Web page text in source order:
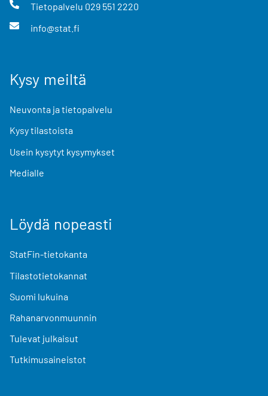
Tietopalvelu 029 551 2220
info@stat.fi
Kysy meiltä
Neuvonta ja tietopalvelu
Kysy tilastoista
Usein kysytyt kysymykset
Medialle
Löydä nopeasti
StatFin-tietokanta
Tilastotietokannat
Suomi lukuina
Rahanarvonmuunnin
Tulevat julkaisut
Tutkimusaineistot